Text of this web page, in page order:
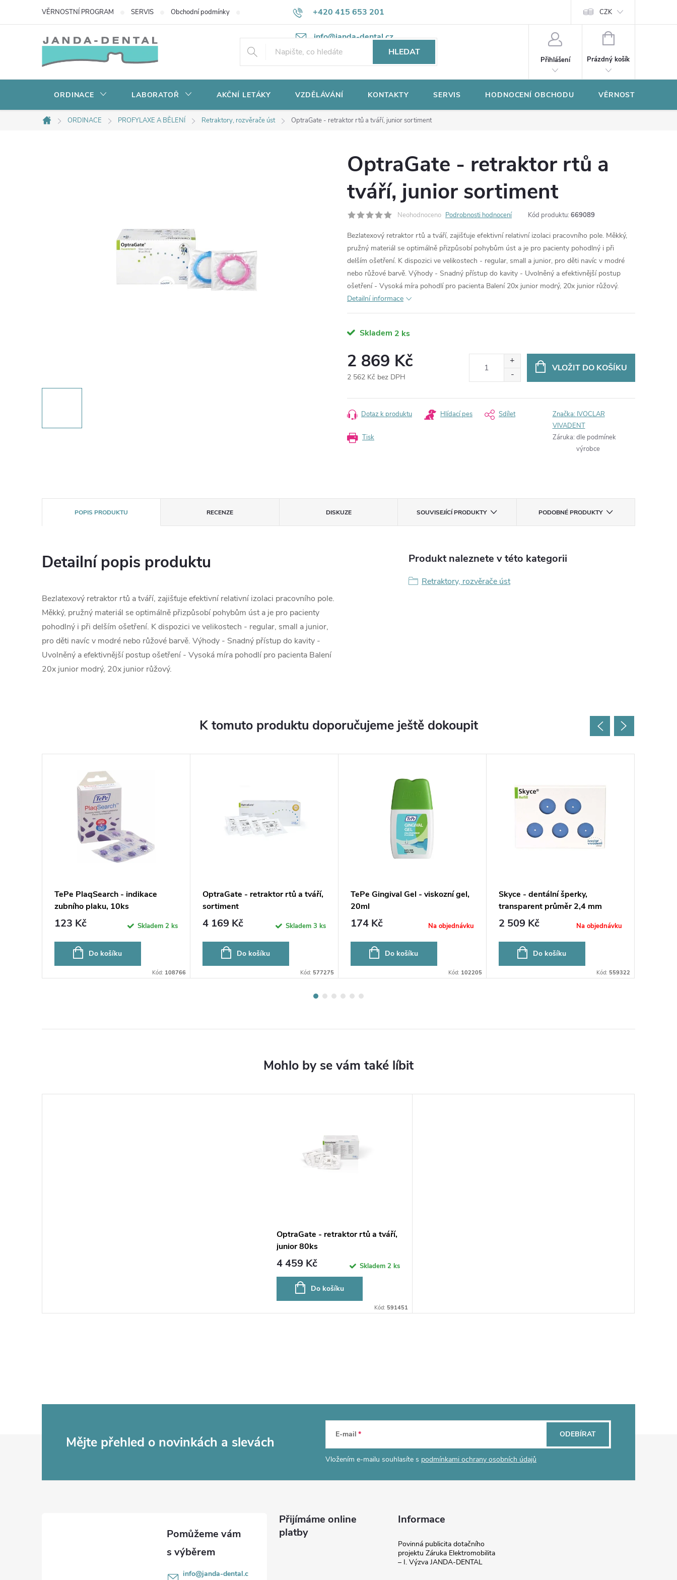
+420 415 653 201
info@janda-dental.cz
VĚRNOSTNÍ PROGRAM SERVIS Obchodní podmínky Potřebujete poradit? Ochrana osobních údajů CZK
HLEDAT
Přihlášení
NÁKUPNÍ
Prázdný košík
ORDINACE LABORATOŘ AKČNÍ LETÁKY VZDĚLÁVÁNÍ KONTAKTY SERVIS HODNOCENÍ OBCHODU VĚRNOSTNÍ
Domů
ORDINACE PROFYLAXE A BĚLENÍ Retraktory, rozvěrače úst OptraGate - retraktor rtů a tváří, junior sortiment
OptraGate - retraktor rtů a
tváří, junior sortiment
Neohodnoceno Podrobnosti hodnocení Kód produktu: 669089
Bezlatexový retraktor rtů a tváří, zajišťuje efektivní relativní izolaci pracovního pole. Měkký,
pružný materiál se optimálně přizpůsobí pohybům úst a je pro pacienty pohodlný i při
delším ošetření. K dispozici ve velikostech - regular, small a junior, pro děti navíc v modré
nebo růžové barvě. Výhody - Snadný přístup do kavity - Uvolněný a efektivnější postup
ošetření - Vysoká míra pohodlí pro pacienta Balení 20x junior modrý, 20x junior růžový.
Detailní informace
Skladem 2 ks
2 869 Kč
2 562 Kč bez DPH
cena:
VLOŽIT DO KOŠÍKU
Tisk
Dotaz k produktu Hlídací pes Sdílet Značka: IVOCLAR
VIVADENT
Záruka: dle podmínek
výrobce
POPIS PRODUKTU RECENZE DISKUZE SOUVISEJÍCÍ PRODUKTY PODOBNÉ PRODUKTY
Detailní popis produktu
Bezlatexový retraktor rtů a tváří, zajišťuje efektivní relativní izolaci pracovního pole.
Měkký, pružný materiál se optimálně přizpůsobí pohybům úst a je pro pacienty
pohodlný i při delším ošetření. K dispozici ve velikostech - regular, small a junior,
pro děti navíc v modré nebo růžové barvě. Výhody - Snadný přístup do kavity -
Uvolněný a efektivnější postup ošetření - Vysoká míra pohodlí pro pacienta Balení
20x junior modrý, 20x junior růžový.
Produkt naleznete v této kategorii
Retraktory, rozvěrače úst
K tomuto produktu doporučujeme ještě dokoupit
TePe PlaqSearch - indikace
zubního plaku, 10ks
123 Kč Skladem 2 ks
Do košíku
Kód: 108766
OptraGate - retraktor rtů a tváří,
sortiment
4 169 Kč Skladem 3 ks
Do košíku
Kód: 577275
TePe Gingival Gel - viskozní gel,
20ml
174 Kč Na objednávku
Do košíku
Kód: 102205
Skyce - dentální šperky,
transparent průměr 2,4 mm
2 509 Kč Na objednávku
Do košíku
Kód: 559322
OptraGate - retraktor rtů a tváří,
junior 80ks
4 459 Kč Skladem 2 ks
Do košíku
Kód: 591451
Mějte přehled o novinkách a slevách E-mail
Vložením e-mailu souhlasíte s podmínkami ochrany osobních údajů
ODEBÍRAT
info@janda-dental.c
Přijímáme online
platby
Informace
Povinná publicita dotačního
projektu Záruka Elektromobilita
– I. Výzva JANDA-DENTAL